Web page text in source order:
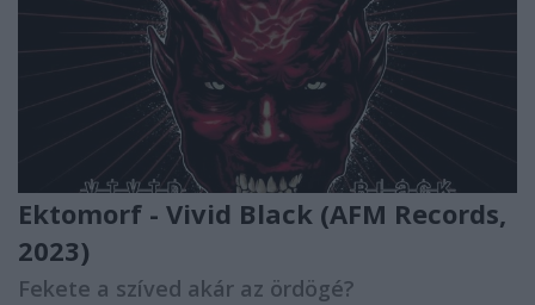
Ektomorf - Vivid Black (AFM Records,
2023)
Fekete a szíved akár az ördögé?